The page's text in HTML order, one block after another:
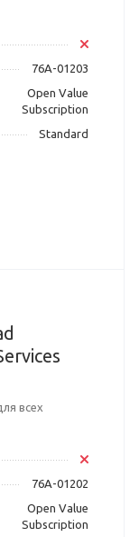
76A-01203
Open Value
Subscription
Standard
всех
76A-01202
Open Value
Subscription